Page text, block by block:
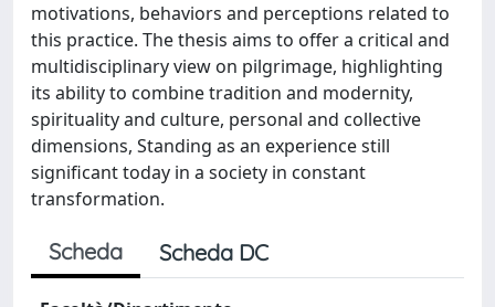
motivations, behaviors and perceptions related to
this practice. The thesis aims to offer a critical and
multidisciplinary view on pilgrimage, highlighting
its ability to combine tradition and modernity,
spirituality and culture, personal and collective
dimensions, Standing as an experience still
significant today in a society in constant
transformation.
Scheda Scheda DC